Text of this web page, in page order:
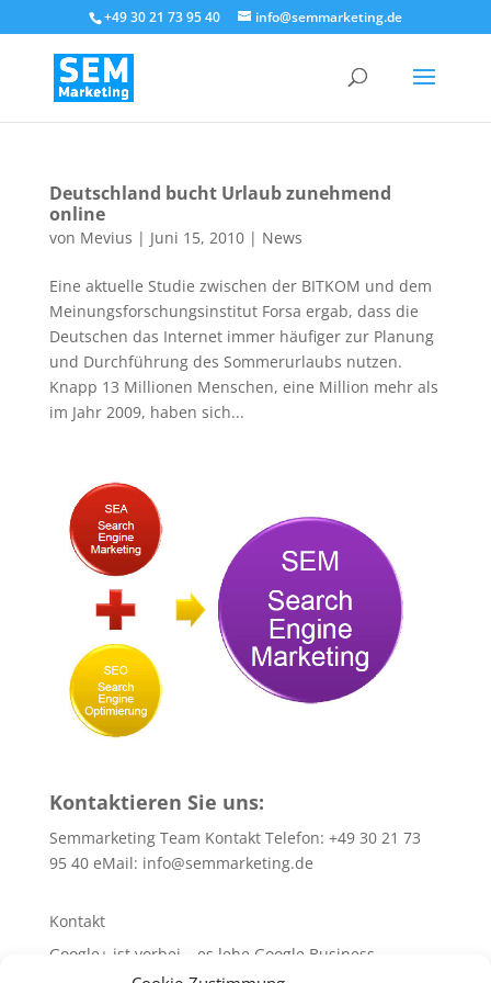
+49 30 21 73 95 40 info@semmarketing.de
Deutschland bucht Urlaub zunehmend
online
von Mevius | Juni 15, 2010| News
Eine aktuelle Studie zwischen der BITKOM und dem
Meinungsforschungsinstitut Forsa ergab, dass die
Deutschen das Internet immer häufiger zur Planung
und Durchführung des Sommerurlaubs nutzen.
Knapp 13 Millionen Menschen, eine Million mehr als
im Jahr 2009, haben sich...
Kontaktieren Sie uns:
Semmarketing Team Kontakt Telefon: +49 30 21 73
95 40 eMail: info@semmarketing.de
Kontakt
Google+ ist vorbei – es lebe Google Business